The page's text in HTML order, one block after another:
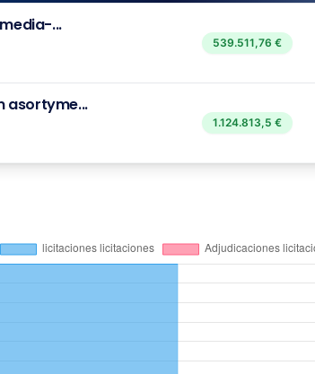
...
539.511,76 €
asortyme...
1.124.813,5 €